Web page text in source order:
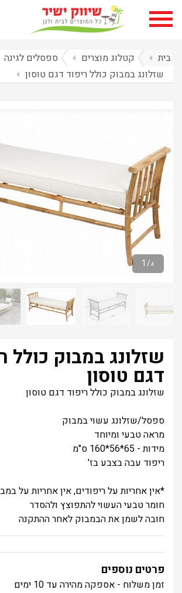
בית arrow_left קטלוג מוצרים arrow_left ספסלים לגינה
שזלונג במבוק כולל ריפוד דגם טוסון arrow_left
1/4
שזלונג במבוק כולל
דגם טוסון
שזלונג במבוק כולל ריפוד דגם טוסון
ספסל/שזלונג עשוי במבוק
מראה טבעי ומיוחד
מידות - 65*56*160 ס"מ
ריפוד עבה בצבע בז'
*אין אחריות על ריפודים, אין אחריות על
חומר טבעי העשוי להתפוצץ ולהסדר
חובה לשמן את הבמבוק לאחר ההתקנה
פרטים נוספים
זמן משלוח - אספקה מהירה עד 10 ימים